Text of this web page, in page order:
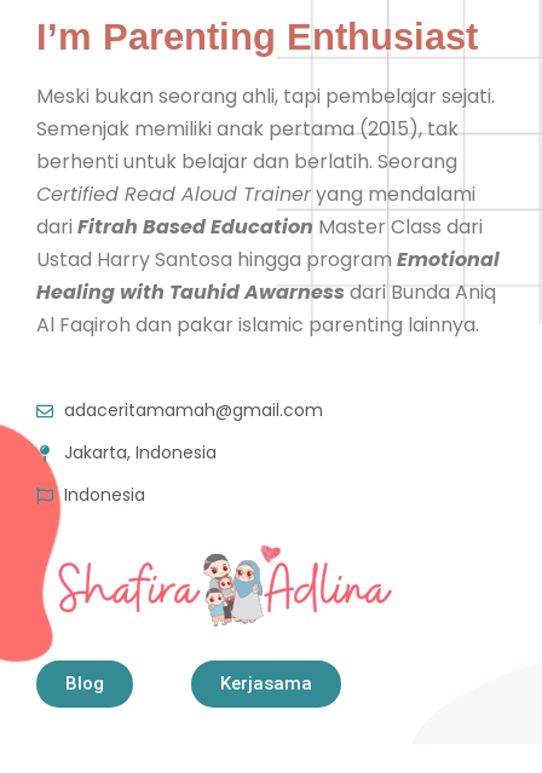
I’m Parenting Enthusiast
Meski bukan seorang ahli, tapi pembelajar sejati.
Semenjak memiliki anak pertama (2015), tak
berhenti untuk belajar dan berlatih. Seorang
Certified Read Aloud Traineryang mendalami
dari Fitrah Based Education Master Class dari
Ustad Harry Santosa hingga program Emotional
Healing with Tauhid Awarness dari Bunda Aniq
Al Faqiroh dan pakar islamic parenting lainnya.
adaceritamamah@gmail.com
Jakarta, Indonesia
Indonesia
Blog Kerjasama